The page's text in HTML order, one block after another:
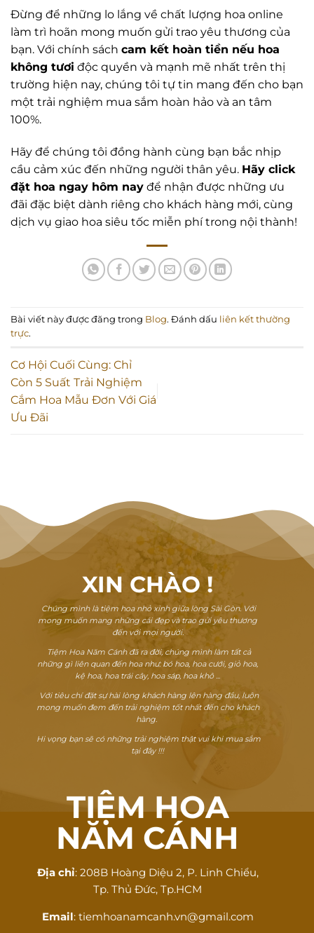
Đừng để những lo lắng về chất lượng hoa online
làm trì hoãn mong muốn gửi trao yêu thương của
bạn. Với chính sách cam kết hoàn tiền nếu hoa
không tươi độc quyền và mạnh mẽ nhất trên thị
trường hiện nay, chúng tôi tự tin mang đến cho bạn
một trải nghiệm mua sắm hoàn hảo và an tâm
100%.
Hãy để chúng tôi đồng hành cùng bạn bắc nhịp
cầu cảm xúc đến những người thân yêu. Hãy click
đặt hoa ngay hôm nay để nhận được những ưu
đãi đặc biệt dành riêng cho khách hàng mới, cùng
dịch vụ giao hoa siêu tốc miễn phí trong nội thành!
Bài viết này được đăng trong Blog. Đánh dấu liên kết thường
trực.
Cơ Hội Cuối Cùng: Chỉ
Còn 5 Suất Trải Nghiệm
Cắm Hoa Mẫu Đơn Với Giá
Ưu Đãi
XIN CHÀO!
Chúng mình là tiệm hoa nhỏ xinh giữa lòng Sài Gòn. Với
mong muốn mang những cái đẹp và trao gửi yêu thương
đến với mọi người.
Tiệm Hoa Năm Cánh đã ra đời, chúng mình làm tất cả
những gì liên quan đến hoa như: bó hoa, hoa cưới, giỏ hoa,
kệ hoa, hoa trái cây, hoa sáp, hoa khô ...
Với tiêu chí đặt sự hài lòng khách hàng lên hàng đầu, luôn
mong muốn đem đến trải nghiệm tốt nhất đến cho khách
hàng.
Hi vọng bạn sẽ có những trải nghiệm thật vui khi mua sắm
tại đây !!!
TIỆM HOA
NĂM CÁNH
Địa chỉ: 208B Hoàng Diệu 2, P. Linh Chiểu,
Tp. Thủ Đức, Tp.HCM
Email: tiemhoanamcanh.vn@gmail.com